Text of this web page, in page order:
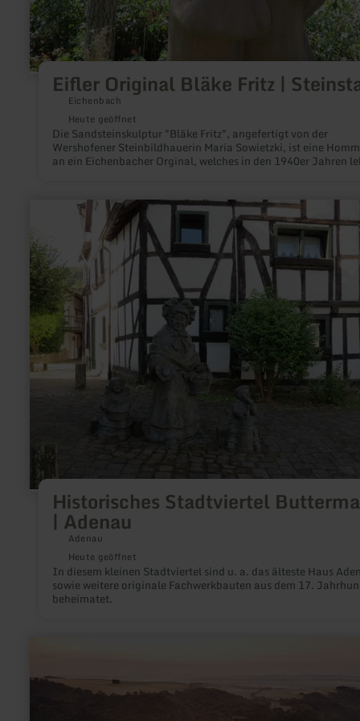
Eifler Original Bläke Fritz |
Eichenbach
Heute geöffnet
Die Sandsteinskulptur "Bläke Fritz", angefertigt von der
Wershofener Steinbildhauerin Maria Sowietzki, ist eine
an ein Eichenbacher Orginal, welches in den 1940er Jahren
Historisches Stadtviertel
| Adenau
Adenau
Heute geöffnet
In diesem kleinen Stadtviertel sind u. a. das älteste Haus
sowie weitere originale Fachwerkbauten aus dem 17.
beheimatet.
zu:
Historisches
Stadtviertel
Buttermarkt
Adenau
Burg